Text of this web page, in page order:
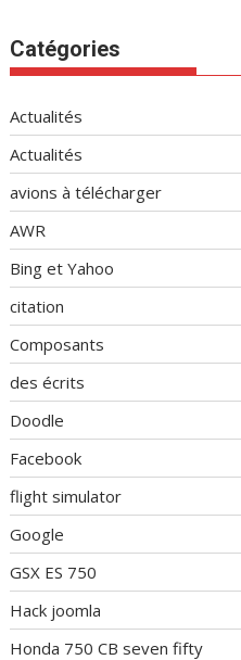
Catégories
Actualités
Actualités
avions à télécharger
AWR
Bing et Yahoo
citation
Composants
des écrits
Doodle
Facebook
flight simulator
Google
GSX ES 750
Hack joomla
Honda 750 CB seven fifty